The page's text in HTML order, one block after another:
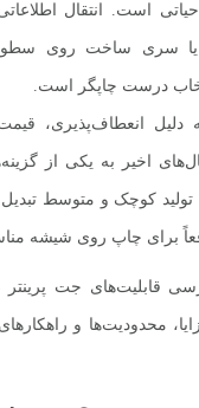
است. انتقال اطلاعاتی
یا سری ساخت روی
درست چاپگر است.
انعطاف‌پذیری، قیمت
اخیر به یکی از
کوچک و متوسط
برای چاپ روی شیشه
قابلیت‌های جت پرینتر
محدودیت‌ها و راهکارهای